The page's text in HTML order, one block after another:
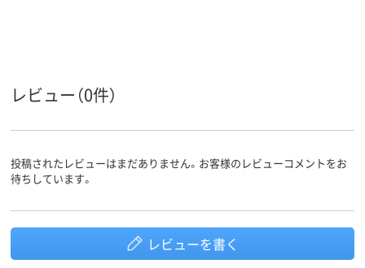
レビュー（0件）
投稿されたレビューはまだありません。お客様のレビューコメントをお
待ちしています。
レビューを書く